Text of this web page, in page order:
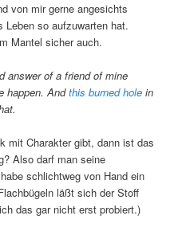
von mir gerne angesichts
Leben so aufzuwarten hat.
Mantel sicher auch.
answer of a friend of mine
happen. Andthis burned hole in
mit Charakter gibt, dann ist das
Also darf man seine
schlichtweg von Hand ein
läßt sich der Stoff
das gar nicht erst probiert.)